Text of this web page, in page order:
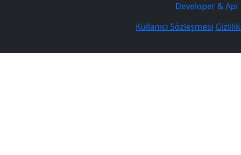
Developer & Api
Kullanıcı Sözleşmesi